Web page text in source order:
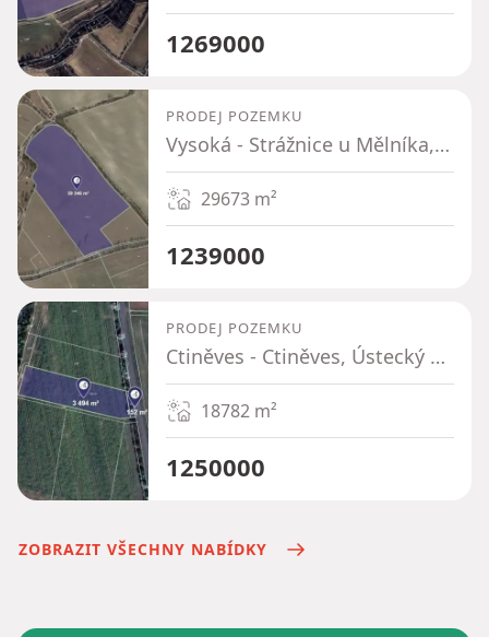
1269000
PRODEJ POZEMKU
Vysoká - Strážnice u Mělníka, Středočeský kraj
29673 m²
1239000
PRODEJ POZEMKU
Ctiněves - Ctiněves, Ústecký kraj
18782 m²
1250000
ZOBRAZIT VŠECHNY NABÍDKY